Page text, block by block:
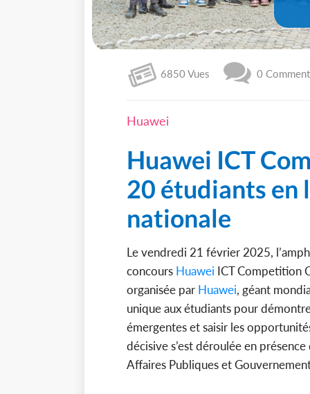
6850 Vues 0
Huawei
Huawei ICT
20 étudiants en
nationale
Le vendredi 21 février 2025,
concours Huawei ICT Competition
organisée par Huawei, géant
unique aux étudiants pour
émergentes et saisir les
décisive s’est déroulée en
Affaires Publiques et